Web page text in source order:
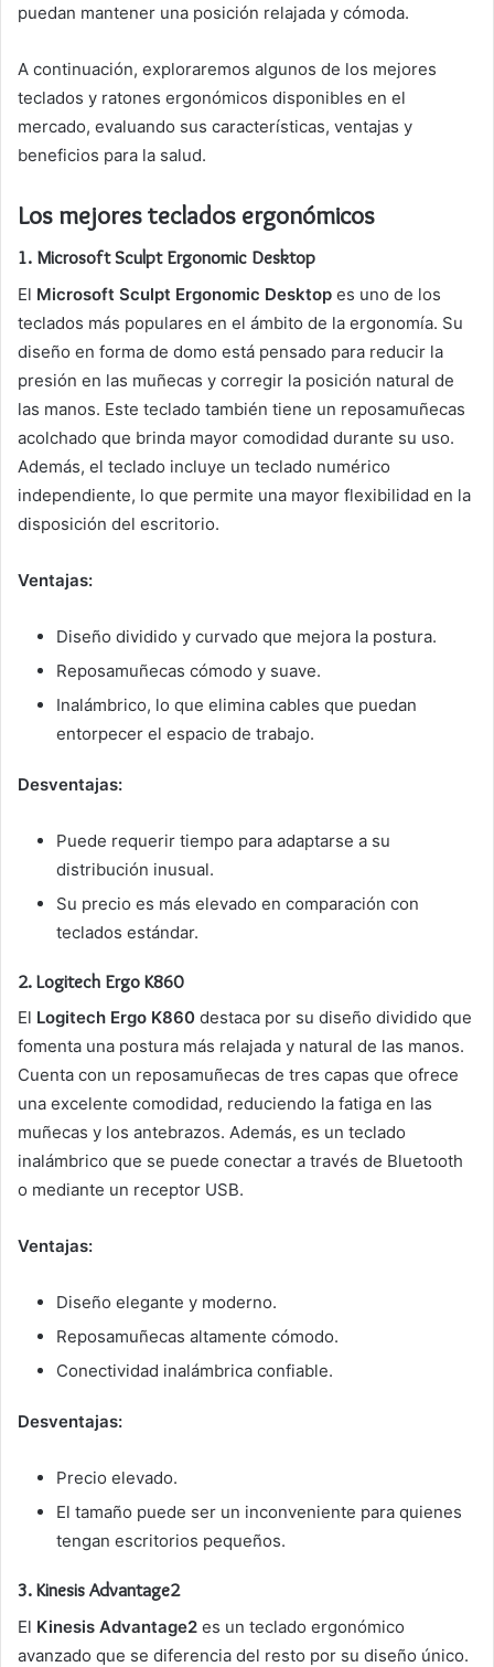
puedan mantener una posición relajada y cómoda.
A continuación, exploraremos algunos de los mejores
teclados y ratones ergonómicos disponibles en el
mercado, evaluando sus características, ventajas y
beneficios para la salud.
Los mejores teclados ergonómicos
1. Microsoft Sculpt Ergonomic Desktop
El Microsoft Sculpt Ergonomic Desktop es uno de los
teclados más populares en el ámbito de la ergonomía. Su
diseño en forma de domo está pensado para reducir la
presión en las muñecas y corregir la posición natural de
las manos. Este teclado también tiene un reposamuñecas
acolchado que brinda mayor comodidad durante su uso.
Además, el teclado incluye un teclado numérico
independiente, lo que permite una mayor flexibilidad en la
disposición del escritorio.
Ventajas:
Diseño dividido y curvado que mejora la postura.
Reposamuñecas cómodo y suave.
Inalámbrico, lo que elimina cables que puedan
entorpecer el espacio de trabajo.
Desventajas:
Puede requerir tiempo para adaptarse a su
distribución inusual.
Su precio es más elevado en comparación con
teclados estándar.
2. Logitech Ergo K860
El Logitech Ergo K860 destaca por su diseño dividido que
fomenta una postura más relajada y natural de las manos.
Cuenta con un reposamuñecas de tres capas que ofrece
una excelente comodidad, reduciendo la fatiga en las
muñecas y los antebrazos. Además, es un teclado
inalámbrico que se puede conectar a través de Bluetooth
o mediante un receptor USB.
Ventajas:
Diseño elegante y moderno.
Reposamuñecas altamente cómodo.
Conectividad inalámbrica confiable.
Desventajas:
Precio elevado.
El tamaño puede ser un inconveniente para quienes
tengan escritorios pequeños.
3. Kinesis Advantage2
El Kinesis Advantage2 es un teclado ergonómico
avanzado que se diferencia del resto por su diseño único.